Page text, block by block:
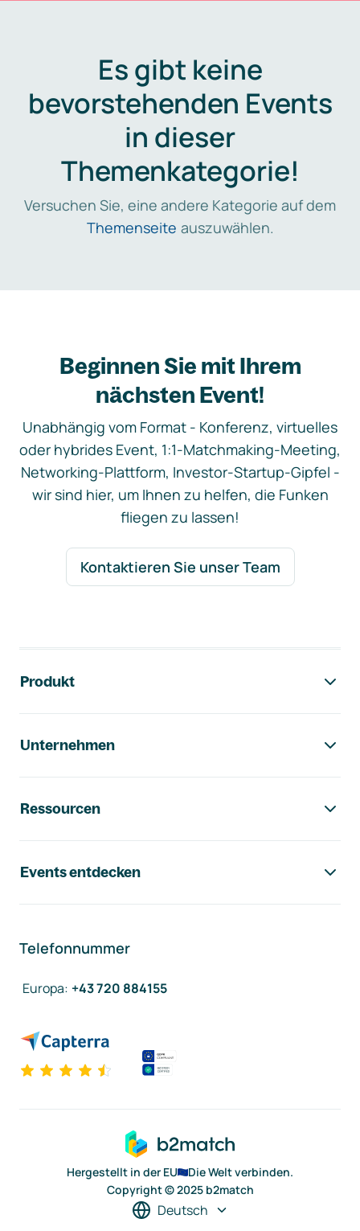
Es gibt keine
bevorstehenden Events
in dieser
Themenkategorie!
Versuchen Sie, eine andere Kategorie auf dem
Themenseite auszuwählen.
Beginnen Sie mit Ihrem
nächsten Event!
Unabhängig vom Format - Konferenz, virtuelles
oder hybrides Event, 1:1-Matchmaking-Meeting,
Networking-Plattform, Investor-Startup-Gipfel -
wir sind hier, um Ihnen zu helfen, die Funken
fliegen zu lassen!
Kontaktieren Sie unser Team
Produkt
Unternehmen
Ressourcen
Events entdecken
Telefonnummer
Europa: +43 720 884155
Hergestellt in der EU
Die Welt verbinden.
Copyright © 2025 b2match
Deutsch